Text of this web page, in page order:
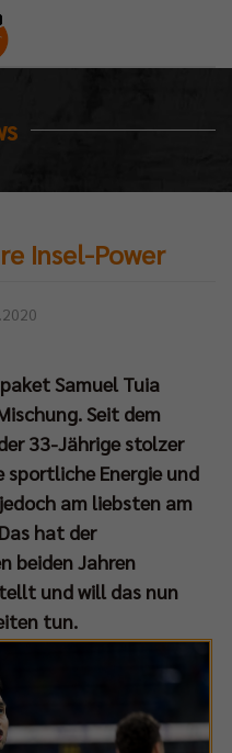
Insel-Power
Samuel Tuia
Seit dem
33-Jährige stolzer
sportliche Energie und
am liebsten am
hat der
beiden Jahren
und will das nun
tun.